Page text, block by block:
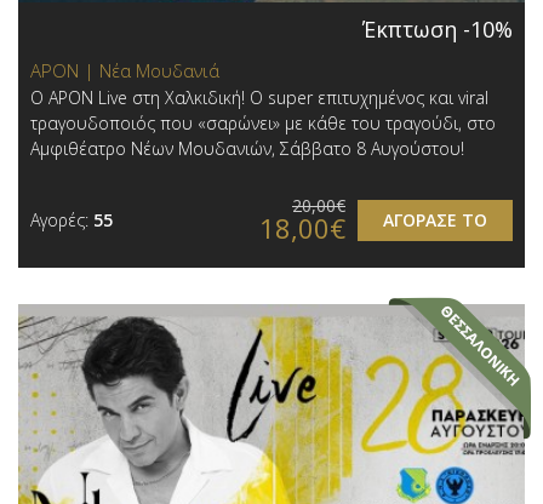
Έκπτωση -10%
APON | Νέα Μουδανιά
Ο APON Live στη Χαλκιδική! Ο super επιτυχημένος και viral
τραγουδοποιός που «σαρώνει» με κάθε του τραγούδι, στο
Αμφιθέατρο Νέων Μουδανιών, Σάββατο 8 Αυγούστου!
Αγορές: 55 ΑΓΟΡΑΣΕ ΤΟ
20,00€
18,00€